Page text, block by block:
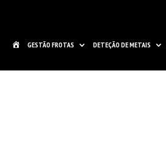
E
GESTÃO FROTAS DETEÇÃO DE METAIS